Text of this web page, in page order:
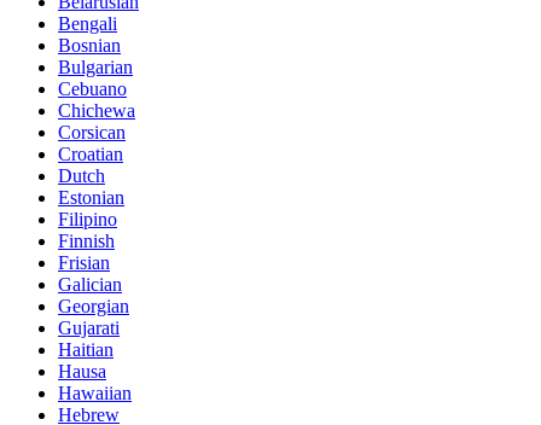
Bengali
Bosnian
Bulgarian
Cebuano
Chichewa
Corsican
Croatian
Dutch
Estonian
Filipino
Finnish
Frisian
Galician
Georgian
Gujarati
Haitian
Hausa
Hawaiian
Hebrew